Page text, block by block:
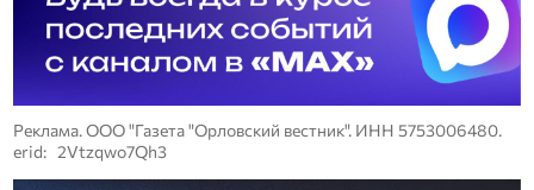
Реклама. ООО "Газета "Орловский вестник". ИНН 5753006480.
erid: 2Vtzqwo7Qh3